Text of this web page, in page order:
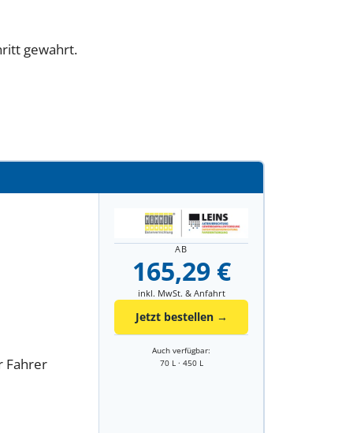
gewahrt.
Fahrer
AB
165,29 €
inkl. MwSt. & Anfahrt
Jetzt bestellen →
Auch verfügbar:
70 L · 450 L